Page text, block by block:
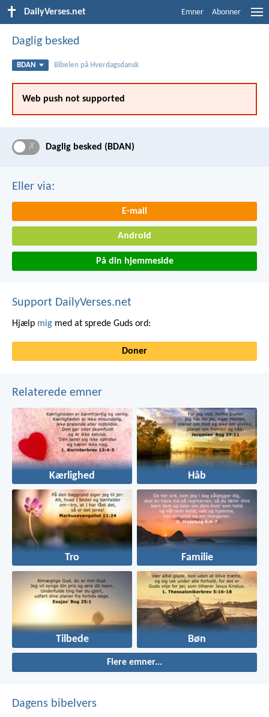
DailyVerses.net Emner Abonner
Daglig besked
BDAN Bibelen på Hverdagsdansk
Web push not supported
✗ Daglig besked (BDAN)
Eller via:
E-mail
Android
På din hjemmeside
Support DailyVerses.net
Hjælp mig med at sprede Guds ord:
Doner
Relaterede emner
Kærlighed Håb
Tro Familie
Tilbede Bøn
Flere emner...
Dagens bibelvers